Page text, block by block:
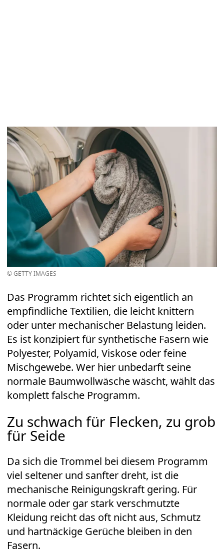
© GETTY IMAGES
Das Programm richtet sich eigentlich an
empfindliche Textilien, die leicht knittern
oder unter mechanischer Belastung leiden.
Es ist konzipiert für synthetische Fasern wie
Polyester, Polyamid, Viskose oder feine
Mischgewebe. Wer hier unbedarft seine
normale Baumwollwäsche wäscht, wählt das
komplett falsche Programm.
Zu schwach für Flecken, zu grob
für Seide
Da sich die Trommel bei diesem Programm
viel seltener und sanfter dreht, ist die
mechanische Reinigungskraft gering. Für
normale oder gar stark verschmutzte
Kleidung reicht das oft nicht aus, Schmutz
und hartnäckige Gerüche bleiben in den
Fasern.